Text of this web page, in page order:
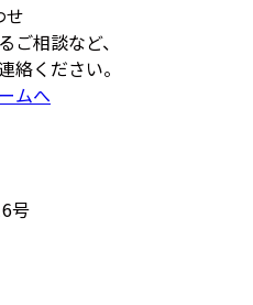
せ
ご相談など、
絡ください。
ムへ
号